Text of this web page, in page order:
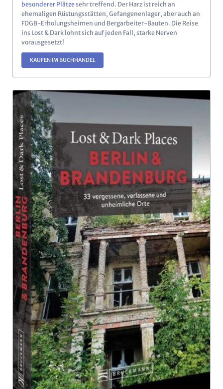
besonderer Plätzesehr treffend. Der Harz ist reich an
ehemaligen Rüstungsstätten, Gefangenenlager, aber auch an
FDGB-Erholungsheimen und Bergarbeiter-Bauten. Die Reise
ins Lost & Dark lohnt sich auf jeden Fall, starke Nerven
vorausgesetzt!
KAUFEN IM BUCHHANDEL